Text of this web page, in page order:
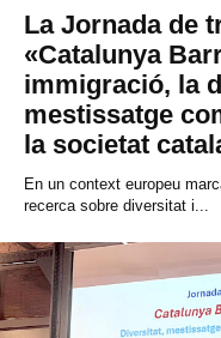
La Jornada de
«Catalunya
immigració, la
mestissatge
la societat
En un context europeu
recerca sobre diversitat i...